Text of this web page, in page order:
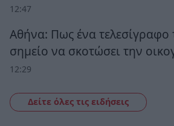
12:47
Αθήνα: Πως ένα τελεσίγραφο
σημείο να σκοτώσει την
12:29
Δείτε όλες τις ειδήσεις